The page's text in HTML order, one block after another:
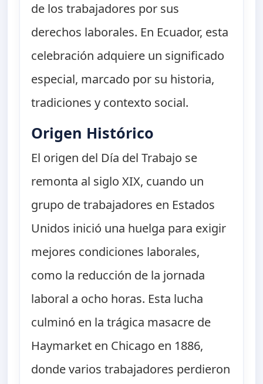
de los trabajadores por sus
derechos laborales. En Ecuador, esta
celebración adquiere un significado
especial, marcado por su historia,
tradiciones y contexto social.
Origen Histórico
El origen del Día del Trabajo se
remonta al siglo XIX, cuando un
grupo de trabajadores en Estados
Unidos inició una huelga para exigir
mejores condiciones laborales,
como la reducción de la jornada
laboral a ocho horas. Esta lucha
culminó en la trágica masacre de
Haymarket en Chicago en 1886,
donde varios trabajadores perdieron